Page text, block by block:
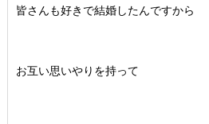
皆さんも好きで結婚したんですから
お互い思いやりを持って